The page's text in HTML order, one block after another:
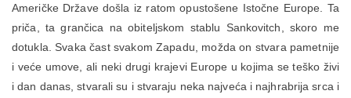
Američke Države došla iz ratom opustošene Istočne Europe. Ta
priča, ta grančica na obiteljskom stablu Sankovitch, skoro me
dotukla. Svaka čast svakom Zapadu, možda on stvara pametnije
i veće umove, ali neki drugi krajevi Europe u kojima se teško živi
i dan danas, stvarali su i stvaraju neka najveća i najhrabrija srca i